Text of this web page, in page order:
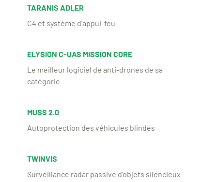
TARANIS ADLER
C4 et système d'appui-feu
ELYSION C-UAS MISSION CORE
Le meilleur logiciel de anti-drones de sa
catégorie
MUSS 2.0
Autoprotection des véhicules blindés
TWINVIS
Surveillance radar passive d'objets silencieux